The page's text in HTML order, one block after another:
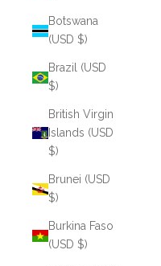
Botswana
(USD $)
Brazil (USD
$)
British Virgin
Islands (USD
$)
Brunei (USD
$)
Burkina Faso
(USD $)